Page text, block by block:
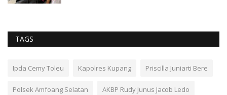
TAGS
Ipda Cemy Toleu Kapolres Kupang Priscilla Juniarti Bere
Polsek Amfoang Selatan AKBP Rudy Junus Jacob Ledo